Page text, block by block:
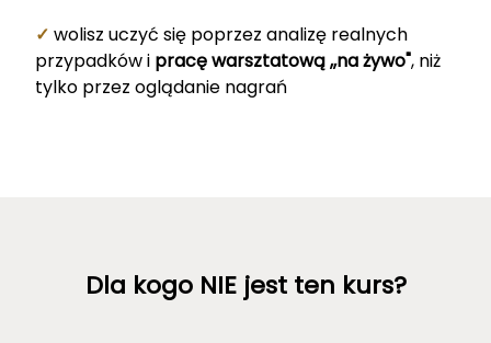
✓ wolisz uczyć się poprzez analizę realnych
przypadków i pracę warsztatową ,,na żywo", niż
tylko przez oglądanie nagrań
Dla kogo NIE jest ten kurs?